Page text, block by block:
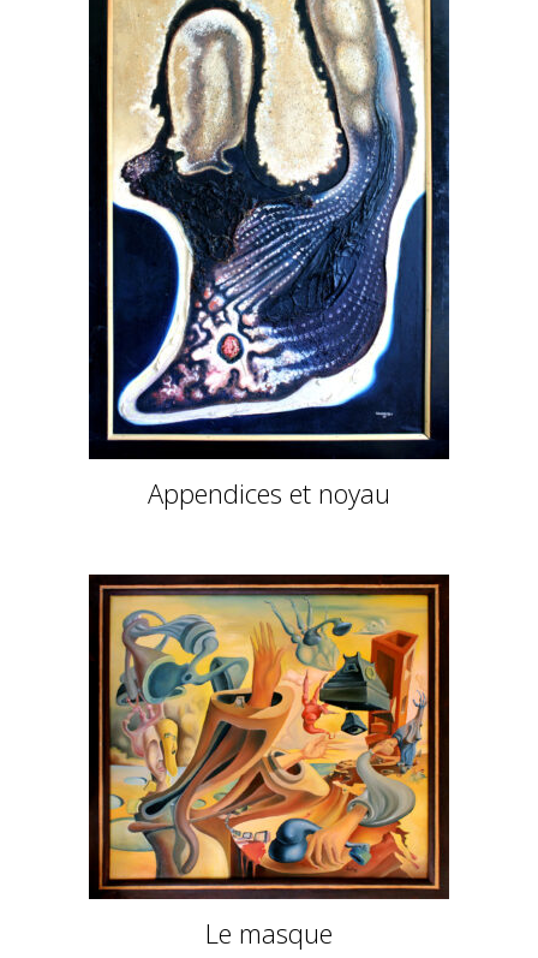
Appendices et noyau
Le masque